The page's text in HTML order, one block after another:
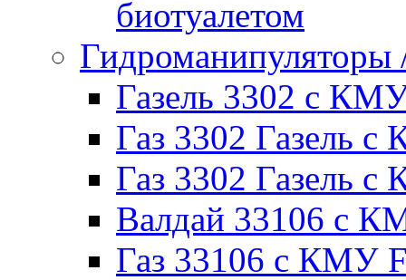
биотуалетом
Газель 3302 с
Газ 3302 Газель
Газ 3302 Газель
Валдай 33106 с
Газ 33106 с КМУ